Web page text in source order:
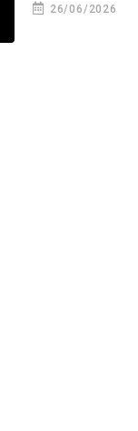
26/06/2026